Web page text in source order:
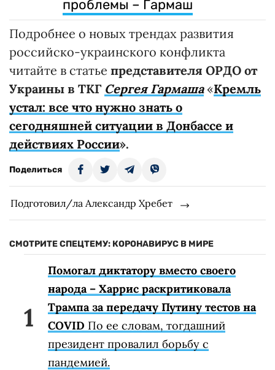
проблемы – Гармаш
Подробнее о новых трендах развития
российско-украинского конфликта
читайте в статье представителя ОРДО от
Украины в ТКГ Сергея Гармаша«Кремль
устал: все что нужно знать о
сегодняшней ситуации в Донбассе и
действиях России».
Поделиться
Подготовил/ла Александр Хребет
СМОТРИТЕ СПЕЦТЕМУ: КОРОНАВИРУС В МИРЕ
Помогал диктатору вместо своего
народа – Харрис раскритиковала
Трампа за передачу Путину тестов на
COVID По ее словам, тогдашний
президент провалил борьбу с
пандемией.